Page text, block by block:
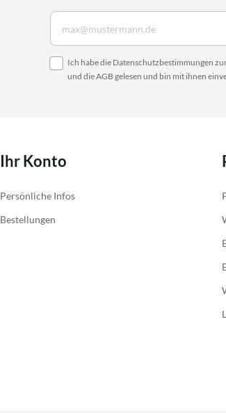
Ich habe die Datenschutzbestimmungen
und dieAGB gelesen und bin mit ihnen
Ihr Konto
Persönliche Infos
Bestellungen